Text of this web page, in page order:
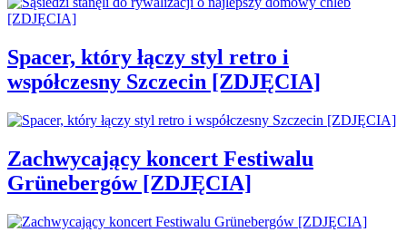
Spacer, który łączy styl retro i
współczesny Szczecin [ZDJĘCIA]
Zachwycający koncert Festiwalu
Grünebergów [ZDJĘCIA]